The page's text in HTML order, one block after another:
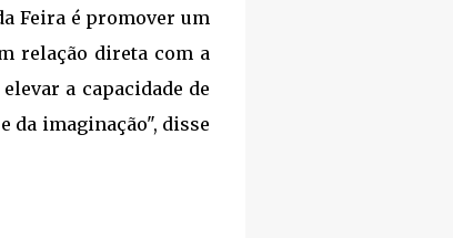
Feira é promover um
relação direta com a
a capacidade de
da imaginação", disse